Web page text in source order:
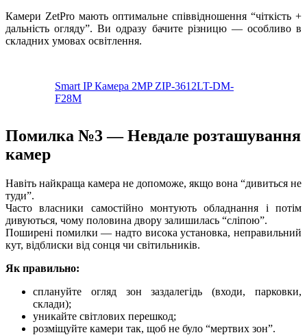
Камери ZetPro мають оптимальне співвідношення “чіткість +
дальність огляду”. Ви одразу бачите різницю — особливо в
складних умовах освітлення.
Smart IP Камера 2MP ZIP-3612LT-DM-
F28M
Помилка №3 — Невдале розташування
камер
Навіть найкраща камера не допоможе, якщо вона “дивиться не
туди”.
Часто власники самостійно монтують обладнання і потім
дивуються, чому половина двору залишилась “сліпою”.
Поширені помилки — надто висока установка, неправильний
кут, відблиски від сонця чи світильників.
Як правильно:
сплануйте огляд зон заздалегідь (входи, парковки,
склади);
уникайте світлових перешкод;
розміщуйте камери так, щоб не було “мертвих зон”.